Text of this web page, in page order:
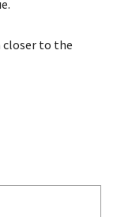
closer to the